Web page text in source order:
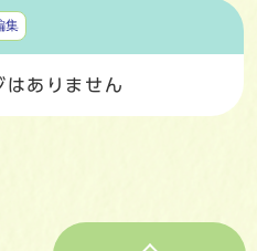
集
はありません